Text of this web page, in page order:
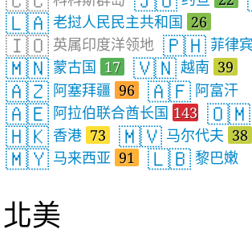
🇱🇦 老挝人民民主共和国 26
🇮🇴 英属印度洋领地 🇵🇭 菲律宾
🇲🇳 蒙古国 17 🇻🇳 越南 39
🇦🇿 阿塞拜疆 96 🇦🇫 阿富汗
🇦🇪 阿拉伯联合酋长国 143 🇴🇲
🇭🇰 香港 73 🇲🇻 马尔代夫 38
🇲🇾 马来西亚 91 🇱🇧 黎巴嫩
北美